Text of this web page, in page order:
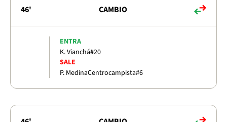
46' CAMBIO
ENTRA
K. Vianchá#20
SALE
P. MedinaCentrocampista#6